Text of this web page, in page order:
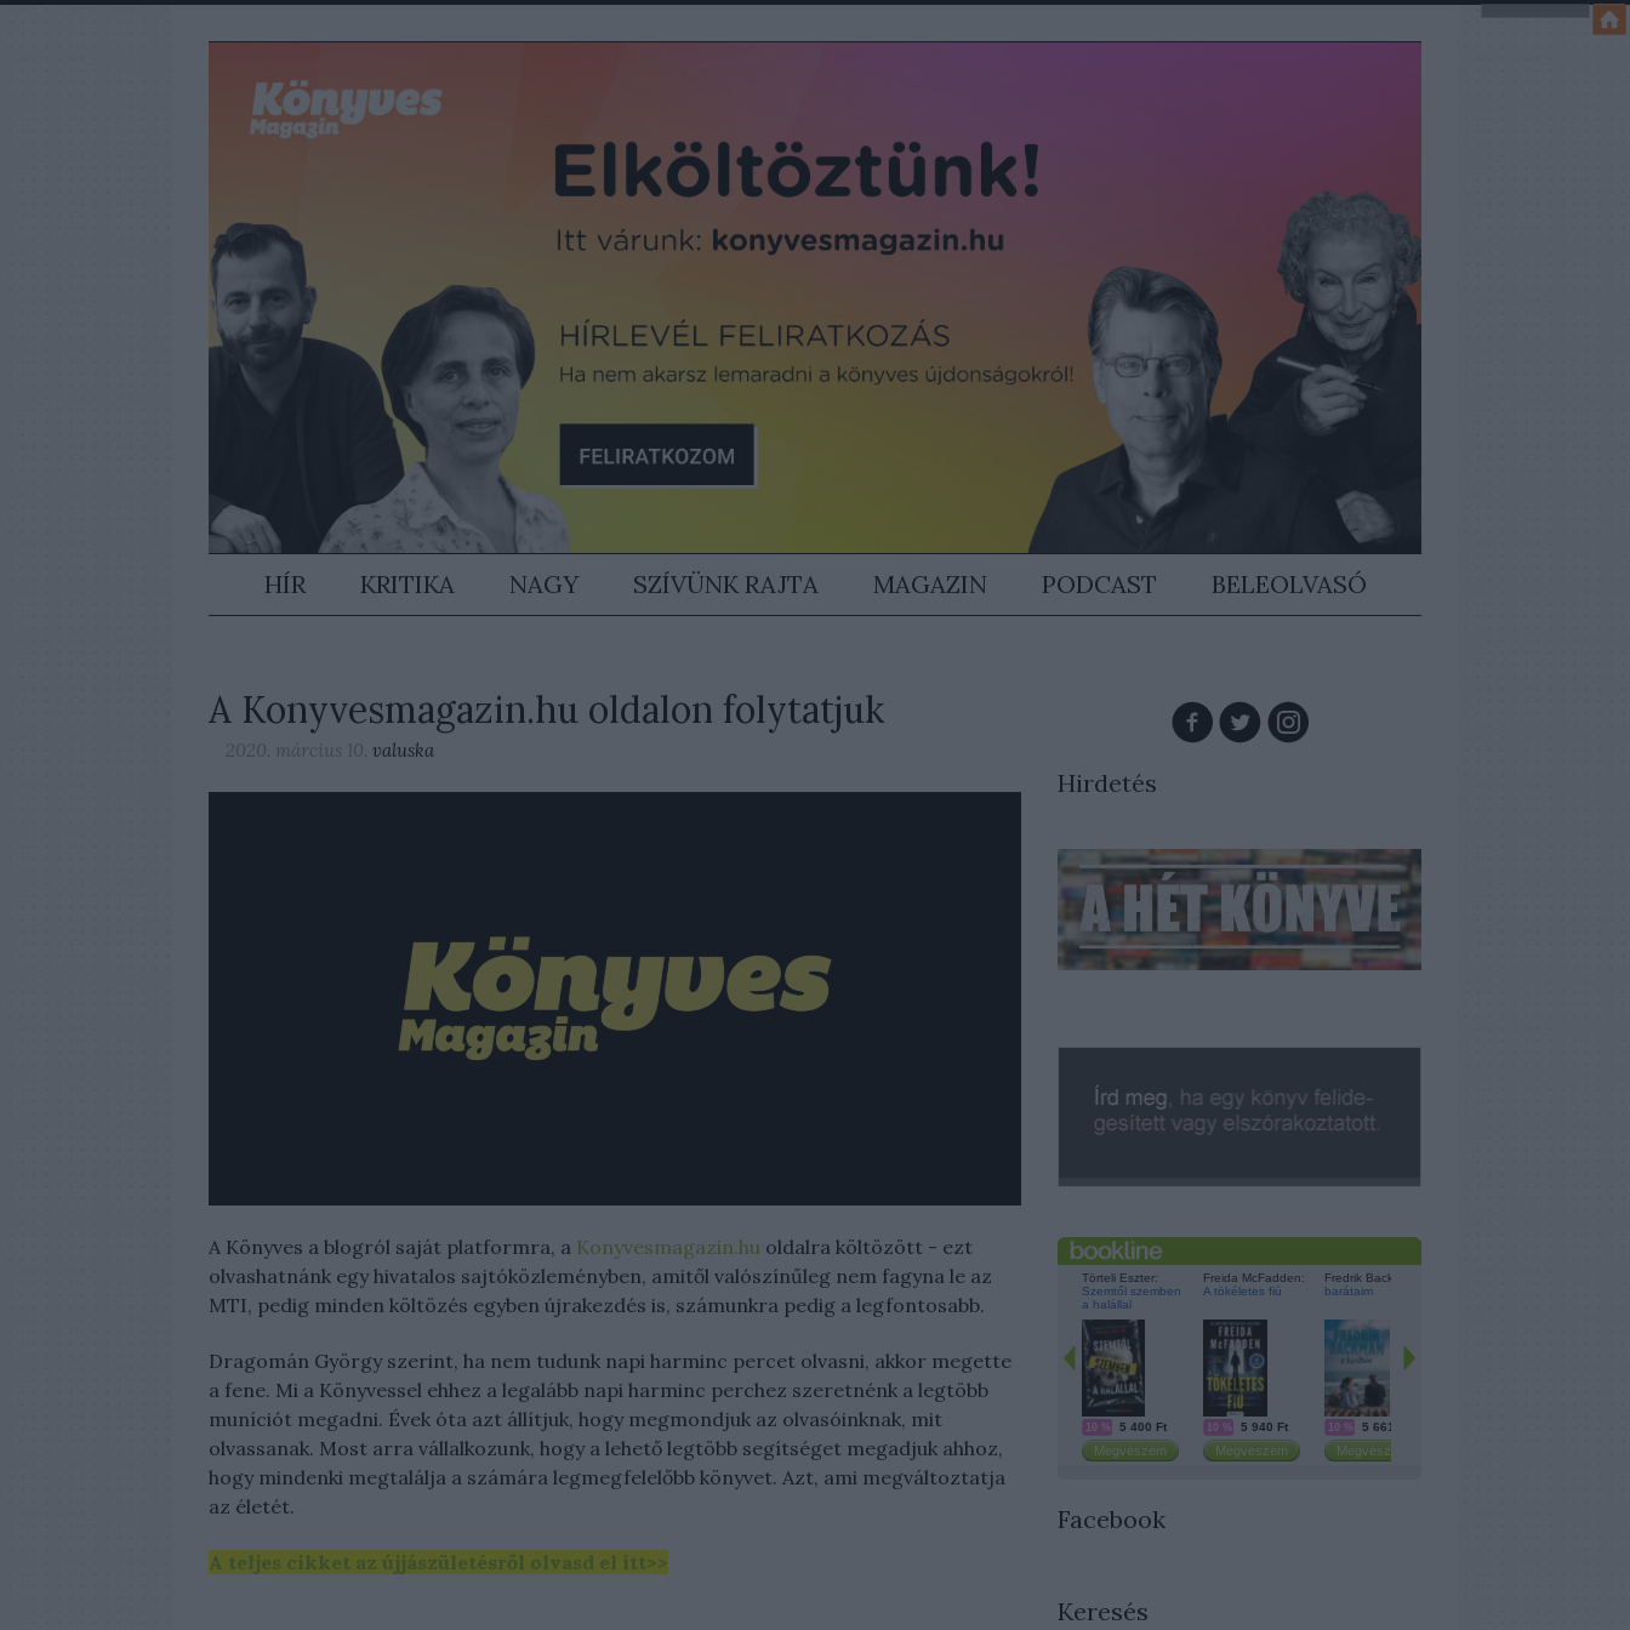
HÍR KRITIKA NAGY SZÍVÜNK RAJTA MAGAZIN PODCAST BELEOLVASÓ
A Konyvesmagazin.hu oldalon folytatjuk
2020. március 10. valuska
A Könyves a blogról saját platformra, a Konyvesmagazin.hu oldalra költözött - ezt
olvashatnánk egy hivatalos sajtóközleményben, amitől valószínűleg nem fagyna le az
MTI, pedig minden költözés egyben újrakezdés is, számunkra pedig a legfontosabb.
Dragomán György szerint, ha nem tudunk napi harminc percet olvasni, akkor megette
a fene. Mi a Könyvessel ehhez a legalább napi harminc perchez szeretnénk a legtöbb
muníciót megadni. Évek óta azt állítjuk, hogy megmondjuk az olvasóinknak, mit
olvassanak. Most arra vállalkozunk, hogy a lehető legtöbb segítséget megadjuk ahhoz,
hogy mindenki megtalálja a számára legmegfelelőbb könyvet. Azt, ami megváltoztatja
az életét.
A teljes cikket az újjászületésről olvasd el itt>>
Hirdetés
Facebook
Keresés